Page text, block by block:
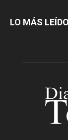
LO MÁS